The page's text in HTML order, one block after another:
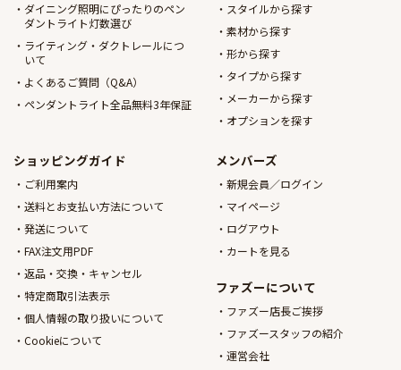
ダイニング照明にぴったりのペン
ダントライト灯数選び
ライティング・ダクトレールにつ
いて
よくあるご質問（Q&A）
ペンダントライト全品無料3年保証
スタイルから探す
素材から探す
形から探す
タイプから探す
メーカーから探す
オプションを探す
ショッピングガイド
ご利用案内
送料とお支払い方法について
発送について
FAX注文用PDF
返品・交換・キャンセル
特定商取引法表示
個人情報の取り扱いについて
Cookieについて
メンバーズ
新規会員／ログイン
マイページ
ログアウト
カートを見る
ファズーについて
ファズー店長ご挨拶
ファズースタッフの紹介
運営会社